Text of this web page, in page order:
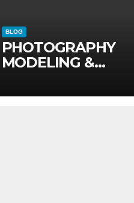
BLOG
PHOTOGRAPHY
MODELING &
PRODUCTION